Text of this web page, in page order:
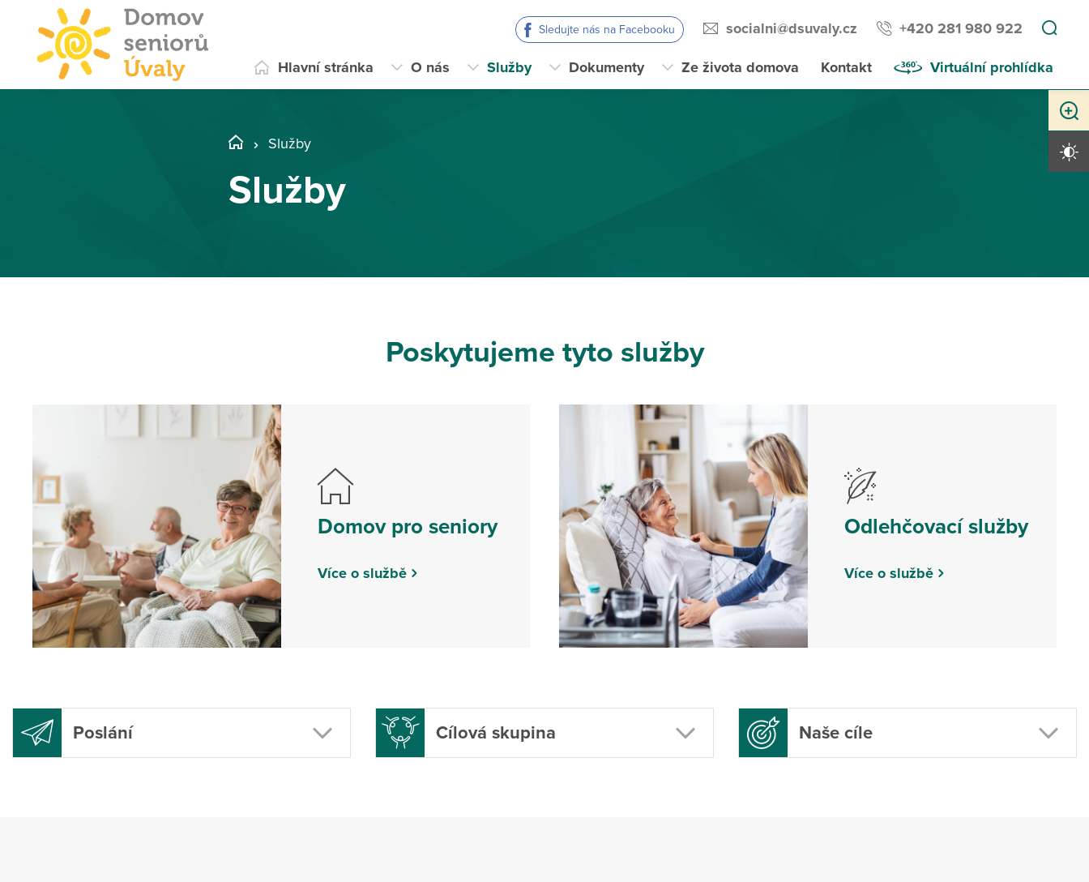
Sledujte nás na Facebooku socialni@dsuvaly.cz +420 281 980 922
Hlavní stránka O nás Služby Dokumenty Ze života domova Kontakt Virtuální prohlídka
Služby
Služby
Poskytujeme tyto služby
Domov pro seniory
Více o službě
Odlehčovací služby
Více o službě
Poslání Cílová skupina Naše cíle